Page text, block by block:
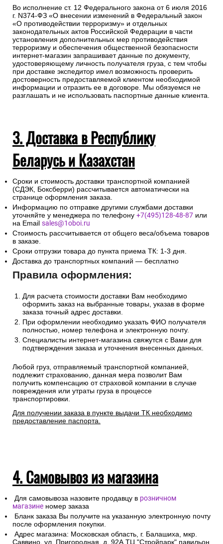
Во исполнение ст. 12 Федерального закона от 6 июля 2016
г. N374-ФЗ «О внесении изменений в Федеральный закон
«О противодействии терроризму» и отдельных
законодательных актов Российской Федерации в части
установления дополнительных мер противодействия
терроризму и обеспечения общественной безопасности
интернет-магазин запрашивает данные по документу,
удостоверяющему личность получателя груза, с тем чтобы
при доставке экспедитор имел возможность проверить
достоверность предоставляемой клиентом необходимой
информации и отразить ее в договоре. Мы обязуемся не
разглашать и не использовать паспортные данные клиента.
3. Доставка в Республику
Беларусь и Казахстан
Сроки и стоимость доставки транспортной компанией
(СДЭК, Боксберри) рассчитывается автоматически на
странице оформления заказа.
Информацию по отправке другими службами доставки
уточняйте у менеджера по телефону +7(495)128-48-87 или
на Email sales@1oboi.ru
Стоимость рассчитывается от общего веса/объема товаров
в заказе.
Сроки отгрузки товара до пункта приема ТК: 1-3 дня.
Доставка до транспортных компаний — бесплатно
Правила оформления:
Для расчета стоимости доставки Вам необходимо
оформить заказ на выбранные товары, указав в форме
заказа точный адрес доставки.
При оформлении необходимо указать ФИО получателя
полностью, номер телефона и электронную почту.
Специалисты интернет-магазина свяжутся с Вами для
подтверждения заказа и уточнения внесенных данных.
Любой груз, отправляемый транспортной компанией,
подлежит страхованию, данная мера позволит Вам
получить компенсацию от страховой компании в случае
повреждения или утраты груза в процессе
транспортировки.
Для получении заказа в пункте выдачи ТК необходимо
предоставление паспорта.
4. Самовывоз из магазина
Для самовывоза назовите продавцу в розничном
магазине номер заказа
Бланк заказа Вы получите на указанную электронную почту
после оформления покупки.
Адрес магазина: Московская область, г. Балашиха, мкр.
Саввино, ул. Пригородная, д. 92А ТЦ "Стройпарк" павильон